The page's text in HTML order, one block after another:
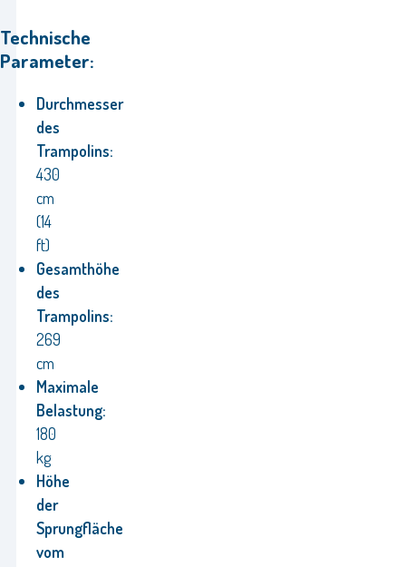
Technische
Parameter:
Durchmesser
des
Trampolins:
430
cm
(14
ft)
Gesamthöhe
des
Trampolins:
269
cm
Maximale
Belastung:
180
kg
Höhe
der
Sprungfläche
vom